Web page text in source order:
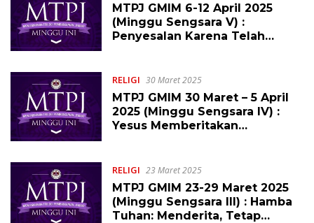
MTPJ GMIM 6-12 April 2025
(Minggu Sengsara V) :
Penyesalan Karena Telah
RELIGI 30 Maret 2025
MTPJ GMIM 30 Maret – 5 April
2025 (Minggu Sengsara IV) :
Yesus Memberitakan
RELIGI 23 Maret 2025
MTPJ GMIM 23-29 Maret 2025
(Minggu Sengsara III) : Hamba
Tuhan: Menderita, Tetap